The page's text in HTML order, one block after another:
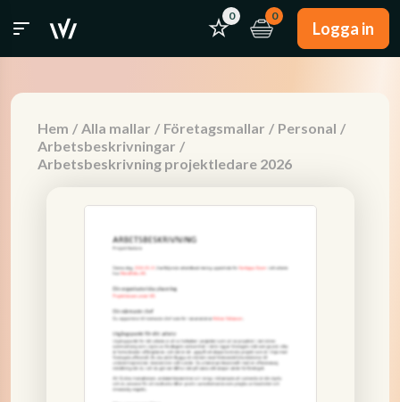
0 0
Logga in
Hem / Alla mallar / Företagsmallar / Personal /
Arbetsbeskrivningar /
Arbetsbeskrivning projektledare 2026